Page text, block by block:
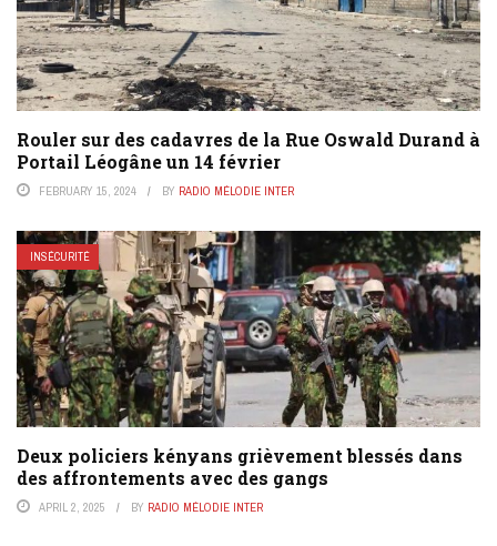
Rouler sur des cadavres de la Rue Oswald Durand à
Portail Léogâne un 14 février
FEBRUARY 15, 2024 BY RADIO MÉLODIE INTER
INSÉCURITÉ
Deux policiers kényans grièvement blessés dans
des affrontements avec des gangs
APRIL 2, 2025 BY RADIO MÉLODIE INTER